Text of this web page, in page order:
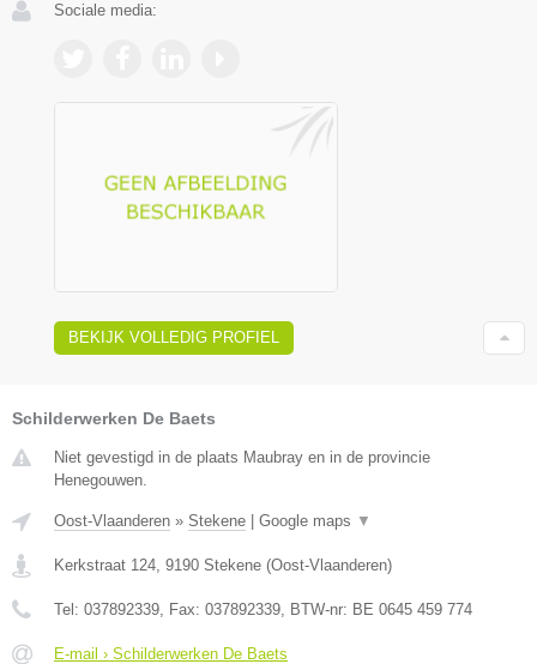
Sociale media:
BEKIJK VOLLEDIG PROFIEL
Schilderwerken De Baets
Niet gevestigd in de plaats Maubray en in de provincie
Henegouwen.
Oost-Vlaanderen » Stekene Google maps ▼
Kerkstraat 124 9190 Stekene (Oost-Vlaanderen)
Tel: 037892339 , Fax: 037892339 , BTW-nr: BE 0645 459 774
E-mail › Schilderwerken De Baets